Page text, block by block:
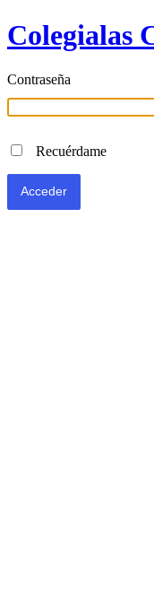
Colegialas
Contraseña
Recuérdame